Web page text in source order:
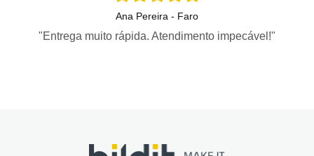
Ana Pereira - Faro
"Entrega muito rápida. Atendimento impecável!"